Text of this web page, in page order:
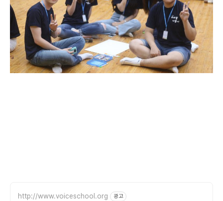
http://www.voiceschool.org 광고